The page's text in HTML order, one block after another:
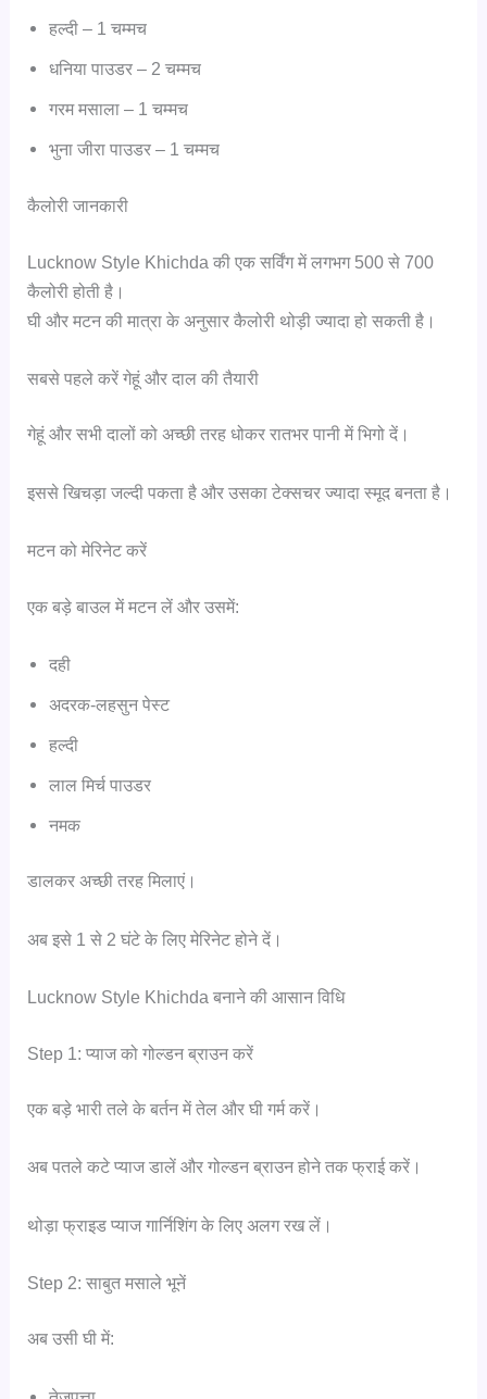
हल्दी – 1 चम्मच
धनिया पाउडर – 2 चम्मच
गरम मसाला – 1 चम्मच
भुना जीरा पाउडर – 1 चम्मच
कैलोरी जानकारी
Lucknow Style Khichda की एक सर्विंग में लगभग 500 से 700
कैलोरी होती है।
घी और मटन की मात्रा के अनुसार कैलोरी थोड़ी ज्यादा हो सकती है।
सबसे पहले करें गेहूं और दाल की तैयारी
गेहूं और सभी दालों को अच्छी तरह धोकर रातभर पानी में भिगो दें।
इससे खिचड़ा जल्दी पकता है और उसका टेक्सचर ज्यादा स्मूद बनता है।
मटन को मेरिनेट करें
एक बड़े बाउल में मटन लें और उसमें:
दही
अदरक-लहसुन पेस्ट
हल्दी
लाल मिर्च पाउडर
नमक
डालकर अच्छी तरह मिलाएं।
अब इसे 1 से 2 घंटे के लिए मेरिनेट होने दें।
Lucknow Style Khichda बनाने की आसान विधि
Step 1: प्याज को गोल्डन ब्राउन करें
एक बड़े भारी तले के बर्तन में तेल और घी गर्म करें।
अब पतले कटे प्याज डालें और गोल्डन ब्राउन होने तक फ्राई करें।
थोड़ा फ्राइड प्याज गार्निशिंग के लिए अलग रख लें।
Step 2: साबुत मसाले भूनें
अब उसी घी में: